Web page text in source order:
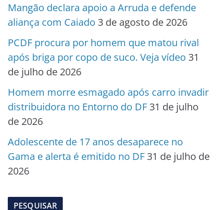
Mangão declara apoio a Arruda e defende
aliança com Caiado 3 de agosto de 2026
PCDF procura por homem que matou rival
após briga por copo de suco. Veja vídeo 31
de julho de 2026
Homem morre esmagado após carro invadir
distribuidora no Entorno do DF 31 de julho
de 2026
Adolescente de 17 anos desaparece no
Gama e alerta é emitido no DF 31 de julho de
2026
PESQUISAR